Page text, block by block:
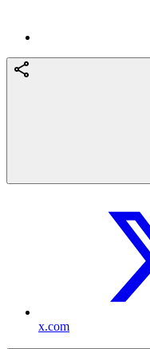
x.com